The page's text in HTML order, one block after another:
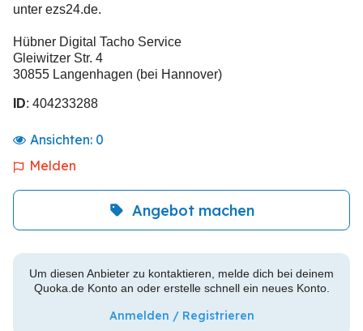
unter ezs24.de.
Hübner Digital Tacho Service
Gleiwitzer Str. 4
30855 Langenhagen (bei Hannover)
ID: 404233288
Ansichten: 0
Melden
Angebot machen
Um diesen Anbieter zu kontaktieren, melde dich bei deinem
Quoka.de Konto an oder erstelle schnell ein neues Konto.
Anmelden / Registrieren